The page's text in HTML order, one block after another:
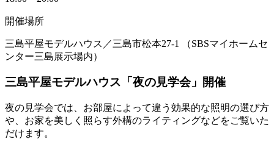
開催場所
三島平屋モデルハウス／三島市松本27-1 （SBSマイホームセ
ンター三島展示場内）
三島平屋モデルハウス「夜の見学会」 開催
夜の見学会では、お部屋によって違う効果的な照明の選び方
や、お家を美しく照らす外構のライティングなどをご覧いた
だけます。